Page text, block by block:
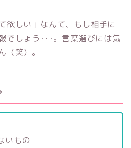
欲しい」なんて、もし相手に
でしょう･･･。言葉選びには気
（笑）。
いもの